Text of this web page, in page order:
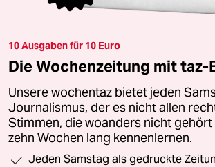
10 Ausgaben für 10 Euro
Die Wochenzeitung mit taz-
Unsere wochentaz bietet jeden
Journalismus, der es nicht allen
Stimmen, die woanders nicht
zehn Wochen lang kennenlernen.
Jeden Samstag als gedruckte